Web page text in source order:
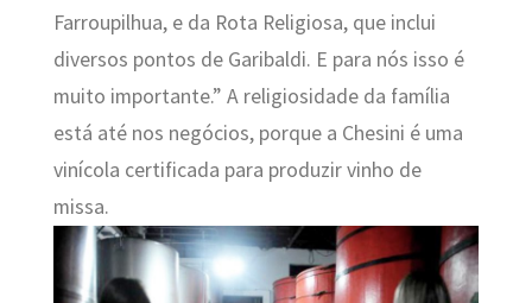
Farroupilhua, e da Rota Religiosa, que inclui
diversos pontos de Garibaldi. E para nós isso é
muito importante.” A religiosidade da família
está até nos negócios, porque a Chesini é uma
vinícola certificada para produzir vinho de
missa.